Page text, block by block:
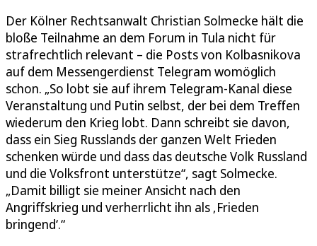
Der Kölner Rechtsanwalt Christian Solmecke hält die
bloße Teilnahme an dem Forum in Tula nicht für
strafrechtlich relevant – die Posts von Kolbasnikova
auf dem Messengerdienst Telegram womöglich
schon. „So lobt sie auf ihrem Telegram-Kanal diese
Veranstaltung und Putin selbst, der bei dem Treffen
wiederum den Krieg lobt. Dann schreibt sie davon,
dass ein Sieg Russlands der ganzen Welt Frieden
schenken würde und dass das deutsche Volk Russland
und die Volksfront unterstütze“, sagt Solmecke.
„Damit billigt sie meiner Ansicht nach den
Angriffskrieg und verherrlicht ihn als ‚Frieden
bringend‘.“